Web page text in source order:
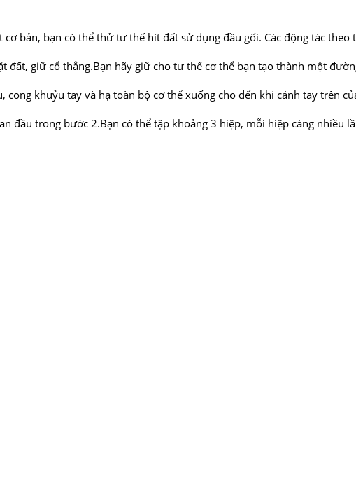
bản, bạn có thể thử tư thế hít đất sử dụng đầu gối. Các động tác theo
đất, giữ cổ thẳng.Bạn hãy giữ cho tư thế cơ thể bạn tạo thành một
khuỷu tay và hạ toàn bộ cơ thể xuống cho đến khi cánh tay trên
đầu trong bước 2.Bạn có thể tập khoảng 3 hiệp, mỗi hiệp càng nhiều